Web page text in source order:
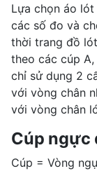
Lựa chọn áo
các số đo và
thời trang đồ
theo các cúp A,
chỉ sử dụng 2
với vòng chân
với vòng chân
Cúp ngực
Cúp = Vòng